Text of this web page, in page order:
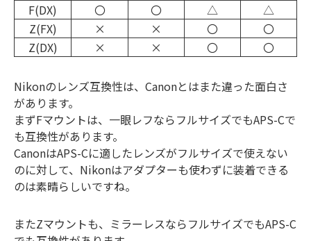
F(DX)
〇 〇 △
△
Z(FX)
× × 〇
〇
Z(DX)
× × 〇 〇
Nikonのレンズ互換性は、Canonとはまた違った面白さ
があります。
まずFマウントは、一眼レフならフルサイズでもAPS-Cで
も互換性があります。
CanonはAPS-Cに適したレンズがフルサイズで使えない
のに対して、Nikonはアダプターも使わずに装着できる
のは素晴らしいですね。
またZマウントも、ミラーレスならフルサイズでもAPS-C